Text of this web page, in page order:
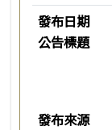
發布日期
公告標題
發布來源